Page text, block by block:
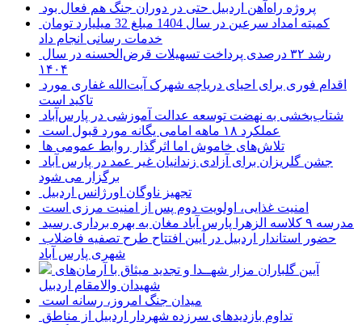
پروژه راه‌آهن اردبیل حتی در دوران جنگ هم فعال بود
خدمات رسانی انجام داد
۱۴۰۴
تاکید است
شتاب‌بخشی به نهضت توسعه عدالت آموزشی در پارس‌آباد
عملکرد ۱۸ ماهه امامی یگانه مورد قبول است
تلاش‌های خاموش اما اثرگذار روابط عمومی ها
برگزار می شود
تجهیز ناوگان اورژانس اردبیل
امنیت غذایی، اولویت دوم پس از امنیت مرزی است
مدرسه ۹ کلاسه الزهرا پارس آباد مغان به بهره برداری رسید
شهری پارس آباد
شهیدان والامقام اردبیل
میدان جنگ امروز، رسانه است
تداوم بازدیدهای سرزده شهردار اردبیل از مناطق